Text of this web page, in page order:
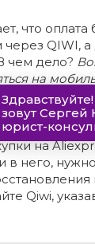
что
QIWI, а
чем дело?
на
даже если
в этой
на
в него,
Qiwi,